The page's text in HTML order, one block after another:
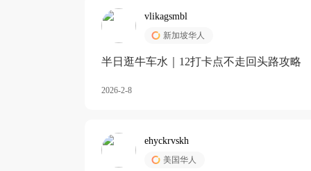
vlikagsmbl
新加坡华人
半日逛牛车水｜12打卡点不走回头路攻略
2026-2-8
ehyckrvskh
美国华人